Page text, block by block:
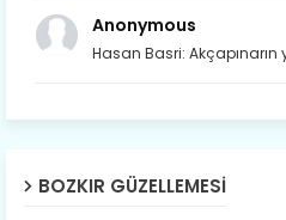
Anonymous
Hasan Basri:
BOZKIR GÜZELLEMESI